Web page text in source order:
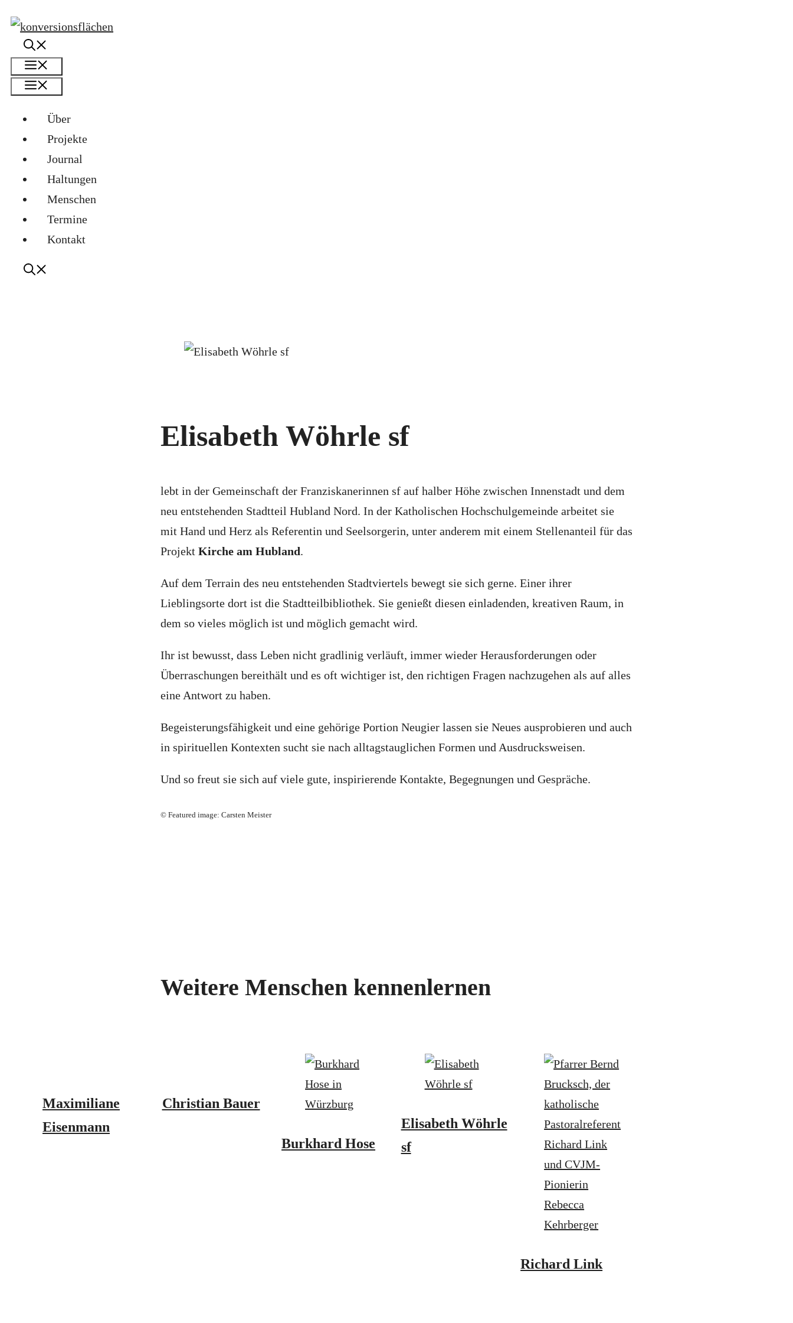
Zum
Inhalt
springen
Über
Projekte
Journal
Haltungen
Menschen
Termine
Kontakt
Elisabeth Wöhrle sf
lebt in der Gemeinschaft der Franziskanerinnen sf auf halber Höhe zwischen Innenstadt und dem
neu entstehenden Stadtteil Hubland Nord. In der Katholischen Hochschulgemeinde arbeitet sie
mit Hand und Herz als Referentin und Seelsorgerin, unter anderem mit einem Stellenanteil für das
Projekt Kirche am Hubland.
Auf dem Terrain des neu entstehenden Stadtviertels bewegt sie sich gerne. Einer ihrer
Lieblingsorte dort ist die Stadtteilbibliothek. Sie genießt diesen einladenden, kreativen Raum, in
dem so vieles möglich ist und möglich gemacht wird.
Ihr ist bewusst, dass Leben nicht gradlinig verläuft, immer wieder Herausforderungen oder
Überraschungen bereithält und es oft wichtiger ist, den richtigen Fragen nachzugehen als auf alles
eine Antwort zu haben.
Begeisterungsfähigkeit und eine gehörige Portion Neugier lassen sie Neues ausprobieren und auch
in spirituellen Kontexten sucht sie nach alltagstauglichen Formen und Ausdrucksweisen.
Und so freut sie sich auf viele gute, inspirierende Kontakte, Begegnungen und Gespräche.
© Featured image: Carsten Meister
Weitere Menschen kennenlernen
Maximiliane
Eisenmann
Christian Bauer
Burkhard Hose
Elisabeth Wöhrle
sf
Richard Link